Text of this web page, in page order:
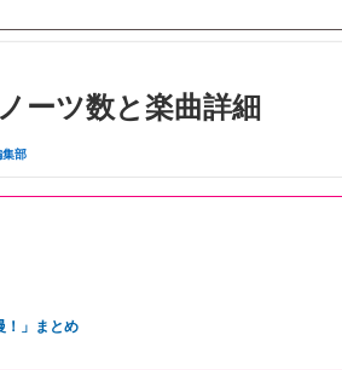
ーツ数と楽曲詳細
部
」まとめ